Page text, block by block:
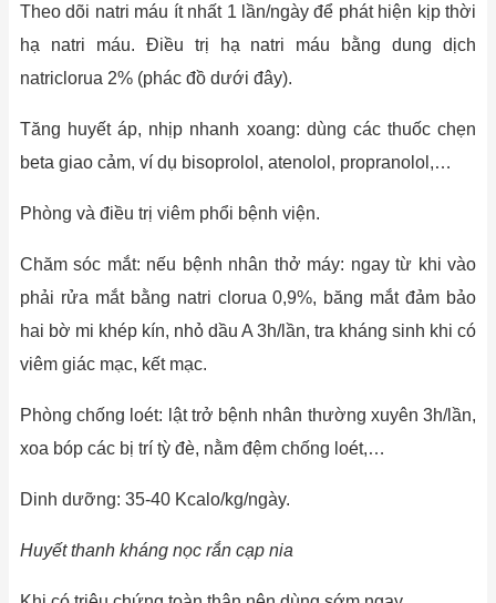
Theo dõi natri máu ít nhất 1 lần/ngày để phát hiện kịp thời
hạ natri máu. Điều trị hạ natri máu bằng dung dịch
natriclorua 2% (phác đồ dưới đây).
Tăng huyết áp, nhịp nhanh xoang: dùng các thuốc chẹn
beta giao cảm, ví dụ bisoprolol, atenolol, propranolol,…
Phòng và điều trị viêm phổi bệnh viện.
Chăm sóc mắt: nếu bệnh nhân thở máy: ngay từ khi vào
phải rửa mắt bằng natri clorua 0,9%, băng mắt đảm bảo
hai bờ mi khép kín, nhỏ dầu A 3h/lần, tra kháng sinh khi có
viêm giác mạc, kết mạc.
Phòng chống loét: lật trở bệnh nhân thường xuyên 3h/lần,
xoa bóp các bị trí tỳ đè, nằm đệm chống loét,…
Dinh dưỡng: 35-40 Kcalo/kg/ngày.
Huyết thanh kháng nọc rắn cạp nia